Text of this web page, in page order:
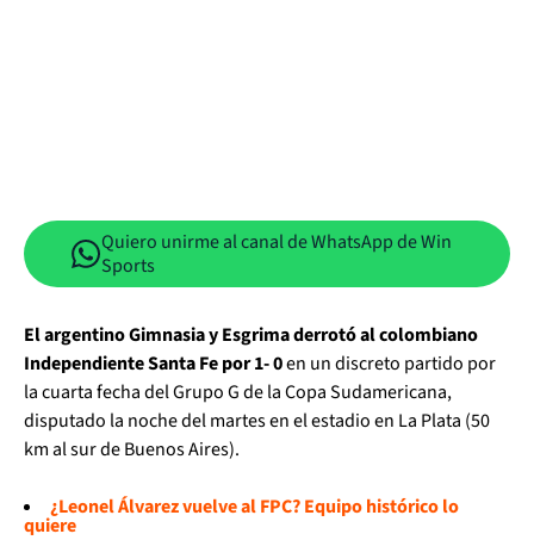
Quiero unirme al canal de WhatsApp de Win
Sports
El argentino Gimnasia y Esgrima derrotó al colombiano
Independiente Santa Fe por 1- 0en un discreto partido por
la cuarta fecha del Grupo G de la Copa Sudamericana,
disputado la noche del martes en el estadio en La Plata (50
km al sur de Buenos Aires).
¿Leonel Álvarez vuelve al FPC? Equipo histórico lo
quiere